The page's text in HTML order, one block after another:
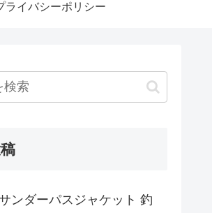
ライバシーポリシー
ンダーパスジャケット 釣